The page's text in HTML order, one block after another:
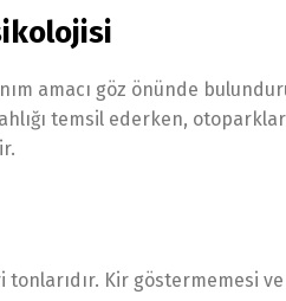
amacı göz önünde
temsil ederken,
Kir göstermemesi